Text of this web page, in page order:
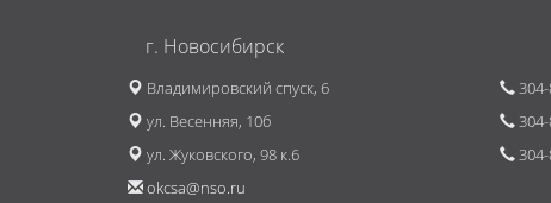
г. Новосибирск
Владимировский спуск, 6
ул. Весенняя, 10б
ул. Жуковского, 98 к.6
okcsa@nso.ru